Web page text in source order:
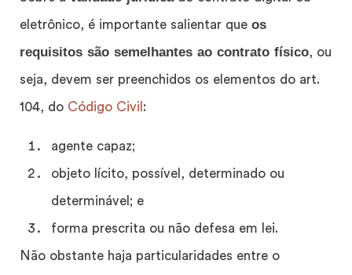
eletrônico, é importante salientar que os
requisitos são semelhantes ao contrato físico, ou
seja, devem ser preenchidos os elementos do art.
104, do Código Civil :
agente capaz;
objeto lícito, possível, determinado ou
determinável; e
forma prescrita ou não defesa em lei.
Não obstante haja particularidades entre o